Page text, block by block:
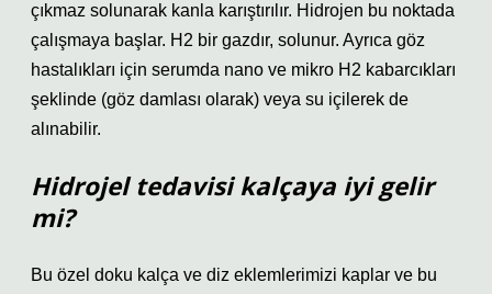
çıkmaz solunarak kanla karıştırılır. Hidrojen bu noktada
çalışmaya başlar. H2 bir gazdır, solunur. Ayrıca göz
hastalıkları için serumda nano ve mikro H2 kabarcıkları
şeklinde (göz damlası olarak) veya su içilerek de
alınabilir.
Hidrojel tedavisi kalçaya iyi gelir
mi?
Bu özel doku kalça ve diz eklemlerimizi kaplar ve bu